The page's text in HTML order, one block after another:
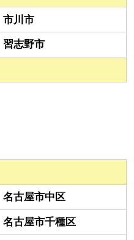
市川市
習志野市
名古屋市中区
名古屋市千種区